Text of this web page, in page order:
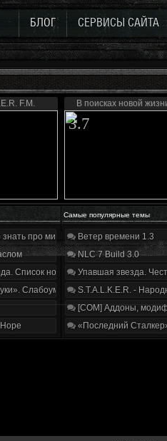
БЛОГ СЕРВИСЫ САЙТА
F.M. В поисках новой
3.7
Самые популярные темы
про мир, геймплей и сюжет |
Список нововведений
Слабоумие и отвага
Ветер времени 1.3
NLC 7 Build 3.0
Упавшая звезда.
S.T.A.L.K.E.R. -
[COM] Аддоны,
«Последний